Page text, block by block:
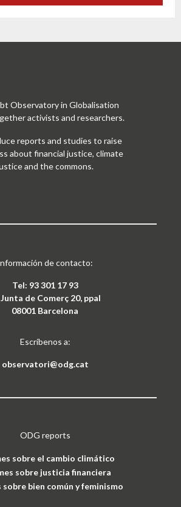
Observatory in Globalisation
activists and researchers.
reports and studies to raise
about financial justice, climate
and the commons.
de contacto:
Tel: 93 301 17 93
de Comerç 20, ppal
08001 Barcelona
Escríbenos a:
observatori@odg.cat
ODG reports
sobre el cambio climático
sobre justicia financiera
sobre bien común y feminismo